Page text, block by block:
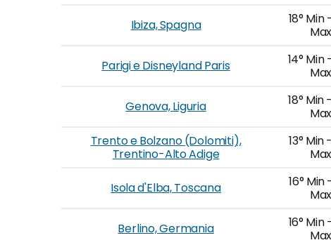
Ibiza, Spagna
18° Min
Max
Parigi e Disneyland Paris
14° Min
Max
Genova, Liguria
18° Min
Max
Trento e Bolzano (Dolomiti),
Trentino-Alto Adige
13° Min
Max
Isola d'Elba, Toscana
16° Min
Max
Berlino, Germania
16° Min
Max